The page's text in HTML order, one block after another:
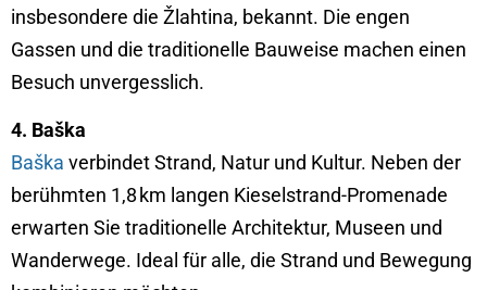
insbesondere die Žlahtina, bekannt. Die engen
Gassen und die traditionelle Bauweise machen einen
Besuch unvergesslich.
4. Baška
Baška verbindet Strand, Natur und Kultur. Neben der
berühmten 1,8 km langen Kieselstrand-Promenade
erwarten Sie traditionelle Architektur, Museen und
Wanderwege. Ideal für alle, die Strand und Bewegung